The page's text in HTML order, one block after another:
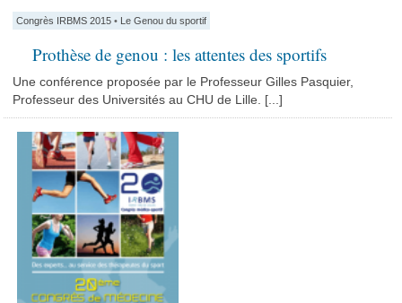
Congrès IRBMS 2015 • Le Genou du sportif
Prothèse de genou : les attentes des sportifs
Une conférence proposée par le Professeur Gilles Pasquier,
Professeur des Universités au CHU de Lille. [...]